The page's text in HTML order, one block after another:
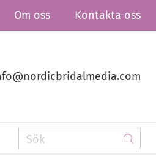
Om oss Kontakta oss